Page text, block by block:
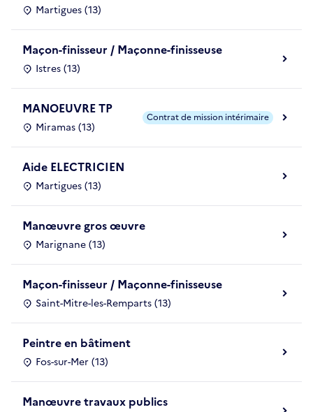
Martigues (13)
Maçon-finisseur / Maçonne-finisseuse
Istres (13)
MANOEUVRE TP
Miramas (13)
Contrat de mission intérimaire
Aide ELECTRICIEN
Martigues (13)
Manœuvre gros œuvre
Marignane (13)
Maçon-finisseur / Maçonne-finisseuse
Saint-Mitre-les-Remparts (13)
Peintre en bâtiment
Fos-sur-Mer (13)
Manœuvre travaux publics